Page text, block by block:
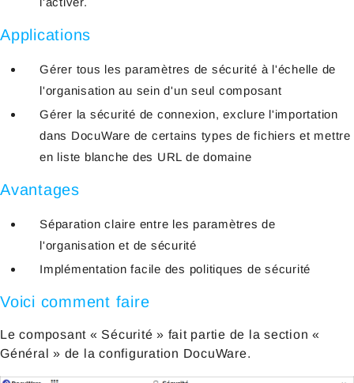
Applications
Gérer tous les paramètres de sécurité à l'échelle de
l'organisation au sein d'un seul composant
Gérer la sécurité de connexion, exclure l'importation
dans DocuWare de certains types de fichiers et mettre
en liste blanche des URL de domaine
Avantages
Séparation claire entre les paramètres de
l'organisation et de sécurité
Implémentation facile des politiques de sécurité
Voici comment faire
Le composant « Sécurité » fait partie de la section «
Général » de la configuration DocuWare.